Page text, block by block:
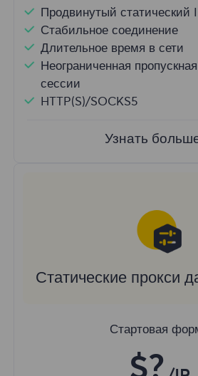
Продвинутый статический
Стабильное соединение
Длительное время в сети
Неограниченная
сессии
HTTP(S)/SOCKS5
Узнать
Статические прокси
Стартовая